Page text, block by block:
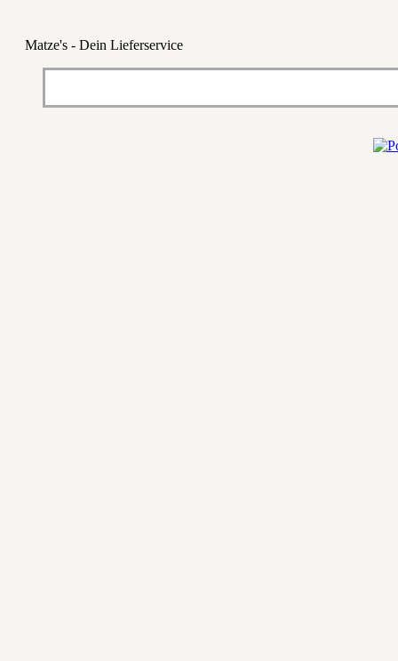
Matze's - Dein Lieferservice